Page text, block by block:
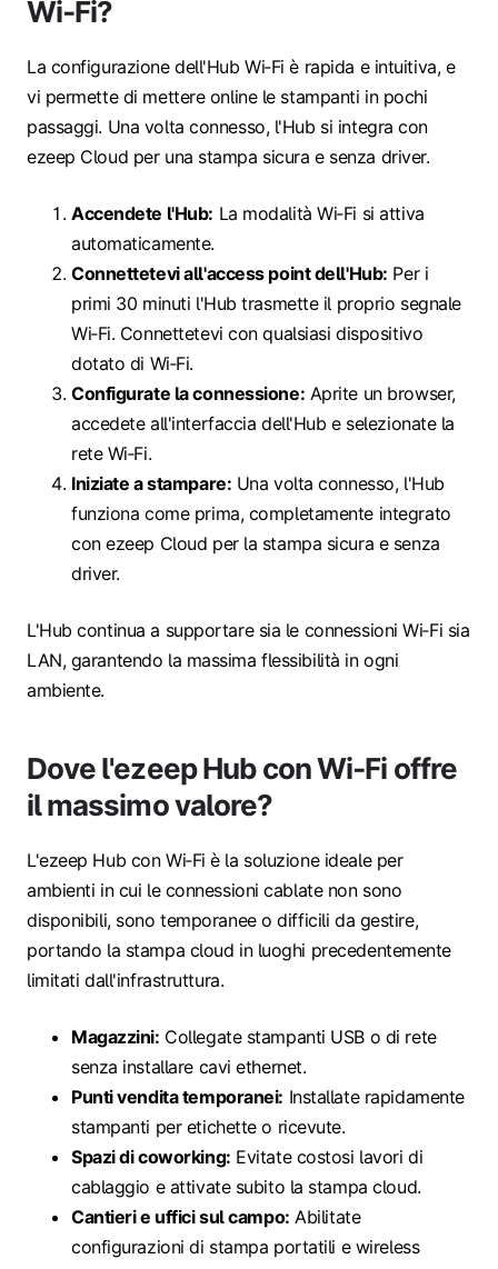
Wi‑Fi?
La configurazione dell'Hub Wi‑Fi è rapida e intuitiva, e
vi permette di mettere online le stampanti in pochi
passaggi. Una volta connesso, l'Hub si integra con
ezeep Cloud per una stampa sicura e senza driver.
Accendete l'Hub: La modalità Wi‑Fi si attiva
automaticamente.
Connettetevi all'access point dell'Hub: Per i
primi 30 minuti l'Hub trasmette il proprio segnale
Wi‑Fi. Connettetevi con qualsiasi dispositivo
dotato di Wi‑Fi.
Configurate la connessione: Aprite un browser,
accedete all'interfaccia dell'Hub e selezionate la
rete Wi‑Fi.
Iniziate a stampare: Una volta connesso, l'Hub
funziona come prima, completamente integrato
con ezeep Cloud per la stampa sicura e senza
driver.
L'Hub continua a supportare sia le connessioni Wi‑Fi sia
LAN, garantendo la massima flessibilità in ogni
ambiente.
Dove l'ezeep Hub con Wi‑Fi offre
il massimo valore?
L'ezeep Hub con Wi‑Fi è la soluzione ideale per
ambienti in cui le connessioni cablate non sono
disponibili, sono temporanee o difficili da gestire,
portando la stampa cloud in luoghi precedentemente
limitati dall'infrastruttura.
Magazzini: Collegate stampanti USB o di rete
senza installare cavi ethernet.
Punti vendita temporanei: Installate rapidamente
stampanti per etichette o ricevute.
Spazi di coworking: Evitate costosi lavori di
cablaggio e attivate subito la stampa cloud.
Cantieri e uffici sul campo: Abilitate
configurazioni di stampa portatili e wireless